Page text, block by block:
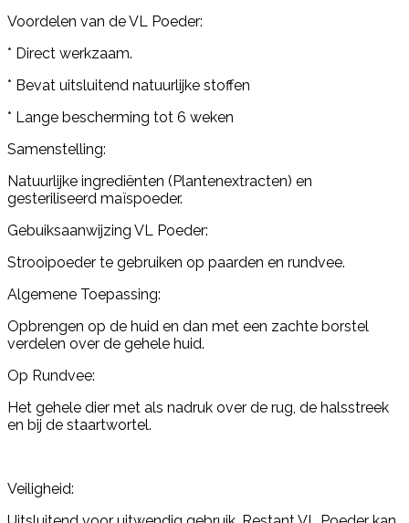
Voordelen van de VL Poeder:
* Direct werkzaam.
* Bevat uitsluitend natuurlijke stoffen
* Lange bescherming tot 6 weken
Samenstelling:
Natuurlijke ingrediënten (Plantenextracten) en
gesteriliseerd maïspoeder.
Gebuiksaanwijzing VL Poeder:
Strooipoeder te gebruiken op paarden en rundvee.
Algemene Toepassing:
Opbrengen op de huid en dan met een zachte borstel
verdelen over de gehele huid.
Op Rundvee:
Het gehele dier met als nadruk over de rug, de halsstreek
en bij de staartwortel.
Veiligheid: